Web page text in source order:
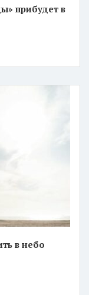
прибудет в
в небо